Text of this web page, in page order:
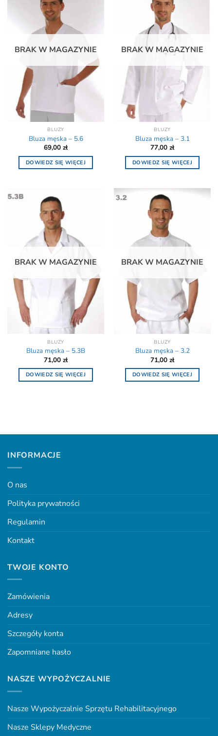
BRAK W MAGAZYNIE
BLUZY
Bluza męska – 5.6
69,00 zł
DOWIEDZ SIĘ WIĘCEJ
BRAK W MAGAZYNIE
BLUZY
Bluza męska – 3.1
77,00 zł
DOWIEDZ SIĘ WIĘCEJ
BRAK W MAGAZYNIE
BLUZY
Bluza męska – 5.3B
71,00 zł
DOWIEDZ SIĘ WIĘCEJ
BRAK W MAGAZYNIE
BLUZY
Bluza męska – 3.2
71,00 zł
DOWIEDZ SIĘ WIĘCEJ
INFORMACJE
O nas
Polityka prywatności
Regulamin
Kontakt
TWOJE KONTO
Zamówienia
Adresy
Szczegóły konta
Zapomniane hasło
NASZE WYPOŻYCZALNIE
Nasze Wypożyczalnie Sprzętu Rehabilitacyjnego
Nasze Sklepy Medyczne